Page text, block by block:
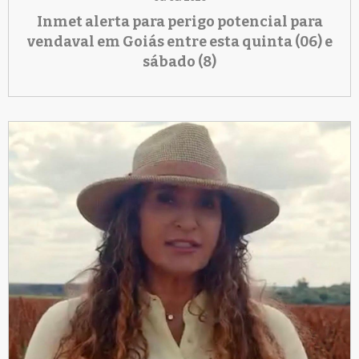
Inmet alerta para perigo potencial para
vendaval em Goiás entre esta quinta (06) e
sábado (8)